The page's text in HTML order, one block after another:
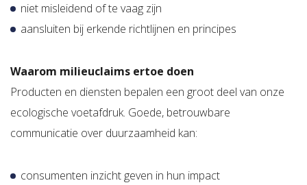
niet misleidend of te vaag zijn
aansluiten bij erkende richtlijnen en principes
Waarom milieuclaims ertoe doen
Producten en diensten bepalen een groot deel van onze
ecologische voetafdruk. Goede, betrouwbare
communicatie over duurzaamheid kan:
consumenten inzicht geven in hun impact